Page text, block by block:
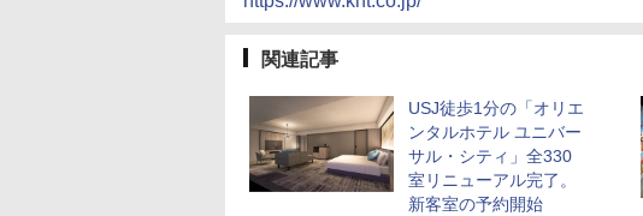
関連記事
USJ徒歩1分の「オリエ
ンタルホテル ユニバー
サル・シティ」全330
室リニューアル完了。
新客室の予約開始